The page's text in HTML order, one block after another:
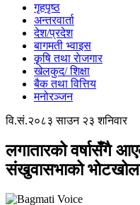
गृहपृष्ठ
अन्तरवार्ता
देश/प्रदेश
बागमती भ्वाइस
कृृषि तथा राेजगार
खेलकुद/ शिक्षा
बैक तथा वित्तिय
मनोरञ्जन
वि.सं.२०८३ साउन २३ शनिवार
लगातारको वर्षासँगै
संखुवासभाको